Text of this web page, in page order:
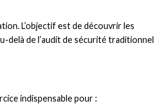
L’objectif est de découvrir les
delà de l’audit de sécurité traditionnel
indispensable pour :